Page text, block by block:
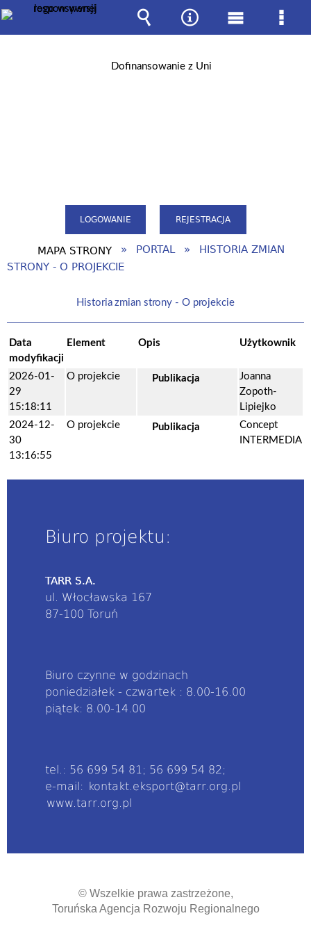
LOGOWANIE REJESTRACJA
MAPA STRONY PORTAL
HISTORIA ZMIAN
STRONY - O PROJEKCIE
Historia zmian strony - O projekcie
Data
modyfikacji
Element Opis Użytkownik
2026-01-
29
15:18:11
O projekcie Publikacja
Joanna
Zopoth-
Lipiejko
2024-12-
30
13:16:55
O projekcie Publikacja
Concept
INTERMEDIA
Biuro projektu:
TARR S.A.
ul. Włocławska 167
87-100 Toruń
Biuro czynne w godzinach
poniedziałek - czwartek : 8.00-16.00
piątek: 8.00-14.00
tel.: 56 699 54 81; 56 699 54 82;
e-mail: kontakt.eksport@tarr.org.pl
www.tarr.org.pl
© Wszelkie prawa zastrzeżone,
Toruńska Agencja Rozwoju Regionalnego
Wyszukiwarka
Narzędzia
Menu